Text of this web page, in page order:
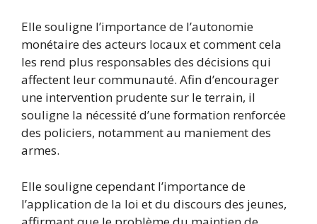
Elle souligne l’importance de l’autonomie
monétaire des acteurs locaux et comment cela
les rend plus responsables des décisions qui
affectent leur communauté. Afin d’encourager
une intervention prudente sur le terrain, il
souligne la nécessité d’une formation renforcée
des policiers, notamment au maniement des
armes.
Elle souligne cependant l’importance de
l’application de la loi et du discours des jeunes,